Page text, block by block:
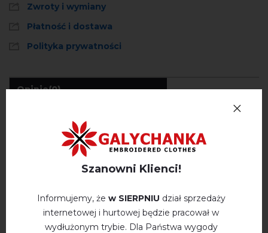
Zwroty i wymiany
Płatność i dostawa
Polityka prywatności
Opinie(0)
OPINIE O MULORADA (CZARNA Z WIŚNIOWYM)
Немає відгуків про цей товар.
napisz opinie Mulorada (czarna z wiśniowym)
Szanowni Klienci!
Informujemy, że w SIERPNIU dział sprzedaży
internetowej i hurtowej będzie pracował w
wydłużonym trybie. Dla Państwa wygody